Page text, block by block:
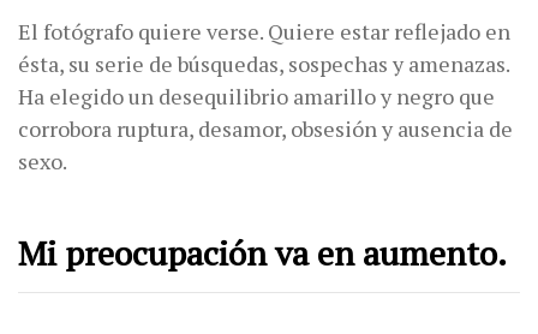
El fotógrafo quiere verse. Quiere estar reflejado en
ésta, su serie de búsquedas, sospechas y amenazas.
Ha elegido un desequilibrio amarillo y negro que
corrobora ruptura, desamor, obsesión y ausencia de
sexo.
Mi preocupación va en aumento.